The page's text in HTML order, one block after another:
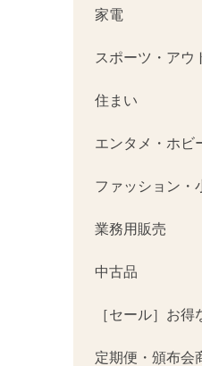
家電
スポーツ・アウ
住まい
エンタメ・ホビ
ファッション・
業務用販売
中古品
［セール］お
定期便・頒布会